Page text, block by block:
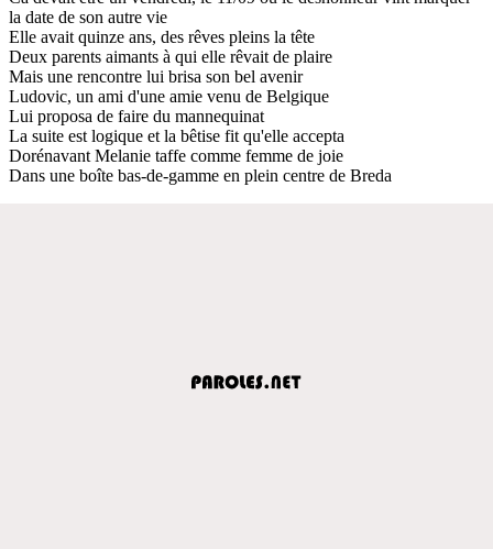
la date de son autre vie
Elle avait quinze ans, des rêves pleins la tête
Deux parents aimants à qui elle rêvait de plaire
Mais une rencontre lui brisa son bel avenir
Ludovic, un ami d'une amie venu de Belgique
Lui proposa de faire du mannequinat
La suite est logique et la bêtise fit qu'elle accepta
Dorénavant Melanie taffe comme femme de joie
Dans une boîte bas-de-gamme en plein centre de Breda